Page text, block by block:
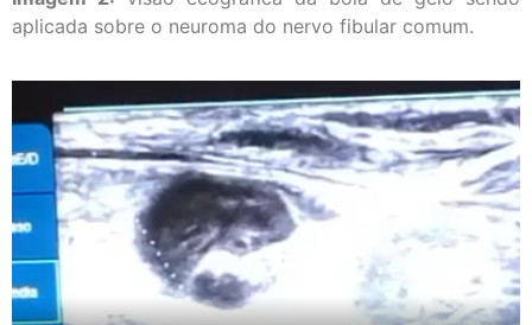
aplicada sobre o neuroma do nervo fibular comum.